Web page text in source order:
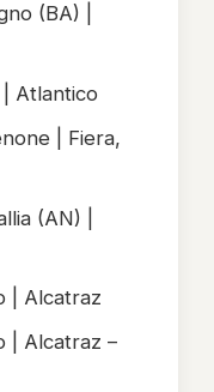
(BA) |
Atlantico
| Fiera,
(AN) |
| Alcatraz
| Alcatraz –